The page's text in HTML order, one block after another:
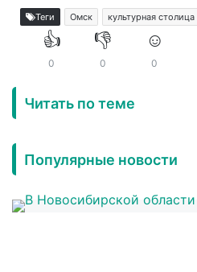
Теги Омск культурная столица
👍
0
👎
0
☺️
0
Читать по теме
Популярные новости